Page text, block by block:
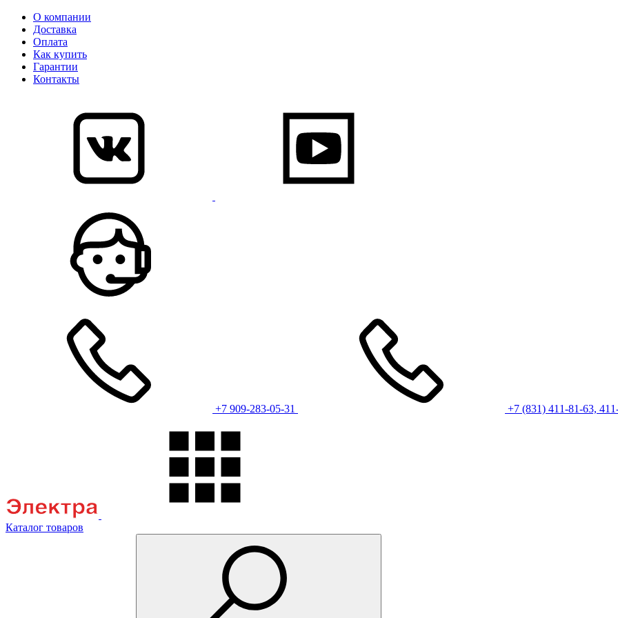
О компании
Доставка
Оплата
Как купить
Гарантии
Контакты
+7 909-283-05-31 +7 (831) 411-81-63,
Каталог товаров